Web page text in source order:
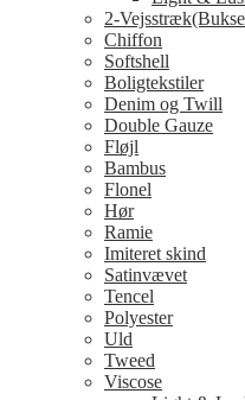
2-
Chiffon
Softshell
Boligtekstiler
Denim og Twill
Double Gauze
Fløjl
Bambus
Flonel
Hør
Ramie
Imiteret skind
Satinvævet
Tencel
Polyester
Uld
Tweed
Viscose